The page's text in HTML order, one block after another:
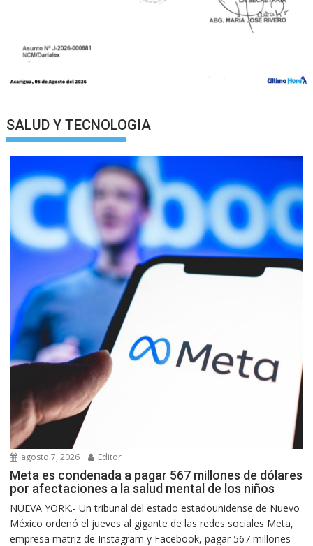
SALUD Y TECNOLOGIA
agosto 7, 2026 Editor
Meta es condenada a pagar 567 millones de dólares
por afectaciones a la salud mental de los niños
NUEVA YORK.- Un tribunal del estado estadounidense de Nuevo
México ordenó el jueves al gigante de las redes sociales Meta,
empresa matriz de Instagram y Facebook, pagar 567 millones